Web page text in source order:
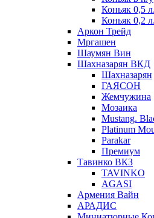
Коньяк 0,5 л.
Коньяк 0,2 л.
Аркон Трейд
Мргашен
Шаумян Вин
Шахназарян ВКД
Шахназарян
ГАЯСОН
Жемчужина
Мозаика
Mustang.
Platinum
Parakar
Премиум
Тавинко ВКЗ
TAVINKO
AGASI
Армения Вайн
АРАДИС